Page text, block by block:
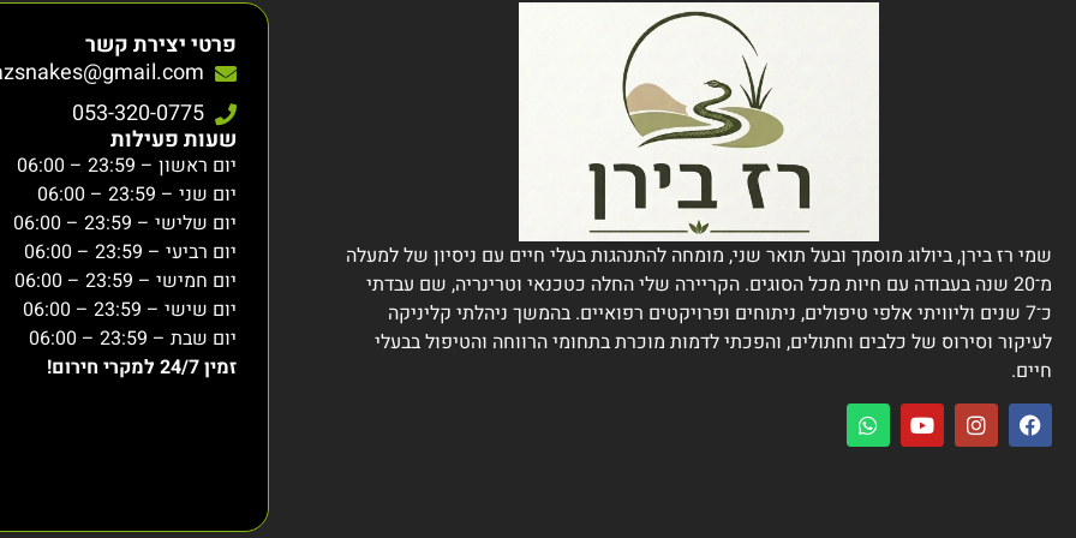
שמי רז בירן, ביולוג מוסמך ובעל תואר שני, מומחה להתנהגות בעלי חיים עם ניסיון של למעלה
מ־20 שנה בעבודה עם חיות מכל הסוגים. הקריירה שלי החלה כטכנאי וטרינריה, שם עבדתי
כ־7 שנים וליוויתי אלפי טיפולים, ניתוחים ופרויקטים רפואיים. בהמשך ניהלתי קליניקה
לעיקור וסירוס של כלבים וחתולים, והפכתי לדמות מוכרת בתחומי הרווחה והטיפול בבעלי
חיים.
פרטי יצירת קשר
053-320-0775
שעות פעילות
יום ראשון – 23:59 – 06:00
יום שני – 23:59 – 06:00
יום שלישי – 23:59 – 06:00
יום רביעי – 23:59 – 06:00
יום חמישי – 23:59 – 06:00
יום שישי – 23:59 – 06:00
יום שבת – 23:59 – 06:00
זמין 24/7 למקרי חירום!